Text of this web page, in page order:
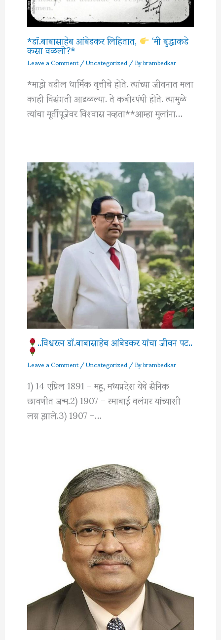
*डॉ.बाबासाहेब आंबेडकर लिहितात, ‘मी बुद्धाकडे
कसा वळलो?*
Leave a Comment/Uncategorized/ Bybrambedkar
*माझे वडील धार्मिक वृत्तीचे होते. त्यांच्या जीवनात मला
काही विसंगती आढळल्या. ते कबीरपंथी होते. त्यामुळे
त्यांचा मूर्तीपूजेवर विश्‍वास नव्हता**आम्हा मुलांना…
..विश्वरत्‍न डॉ.बाबासाहेब आंबेडकर यांचा जीवन पट..
Leave a Comment/Uncategorized/ Bybrambedkar
1) 14 एप्रिल 1891 – महू, मध्यप्रदेश येथे सैनिक
छावणीत जन्म.2) 1907 – रमाबाई वलंगर यांच्याशी
लग्न झाले.3) 1907 –…